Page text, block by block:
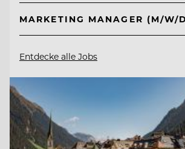
MARKETING MANAGER (M/W/
Entdecke alle Jobs